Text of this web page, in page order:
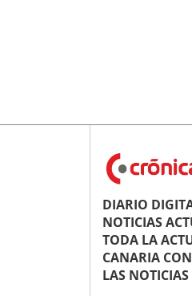
DIARIO
NOTICIAS
TODA LA
CANARIA
LAS